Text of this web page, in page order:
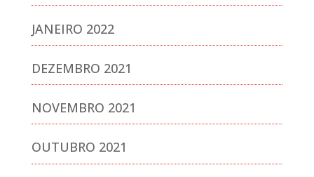
JANEIRO 2022
DEZEMBRO 2021
NOVEMBRO 2021
OUTUBRO 2021